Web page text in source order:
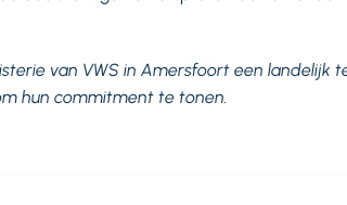
van VWS in Amersfoort een landelijk
hun commitment te tonen.